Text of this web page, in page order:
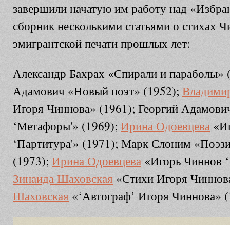
завершили начатую им работу над
сборник несколькими статьями о стихах
эмигрантской печати прошлых лет:
Александр Бахрах «Спирали и параболы»
Адамович «Новый поэт» (1952);
Игоря Чиннова» (1961); Георгий
‘Метафоры'» (1969); Ирина Одоевцева
‘Партитура'» (1971); Марк Слоним
(1973); Ирина Одоевцева «Игорь Чиннов
Зинаида Шаховская «Стихи Игоря
Шаховская «‘Автограф’ Игоря Чиннова»